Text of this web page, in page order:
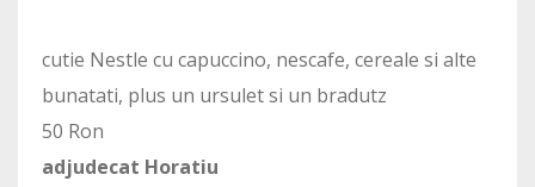
cutie Nestle cu capuccino, nescafe, cereale si alte
bunatati, plus un ursulet si un bradutz
50 Ron
adjudecat Horatiu